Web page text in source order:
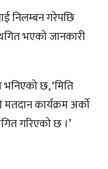
निलम्बन गरेपछि
भएको जानकारी
छ, ‘मिति
कार्यक्रम अर्को
गरिएको छ ।’